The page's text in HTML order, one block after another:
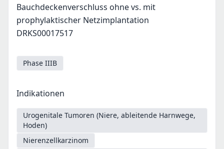
Bauchdeckenverschluss ohne vs. mit
prophylaktischer Netzimplantation
DRKS00017517
Phase IIIB
Indikationen
Urogenitale Tumoren (Niere, ableitende Harnwege,
Hoden)
Nierenzellkarzinom